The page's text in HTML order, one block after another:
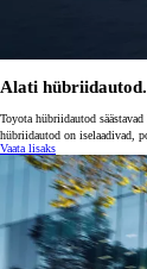
Alati
Toyota hübriidautod
hübriidautod on iselaadivad,
Vaata lisaks